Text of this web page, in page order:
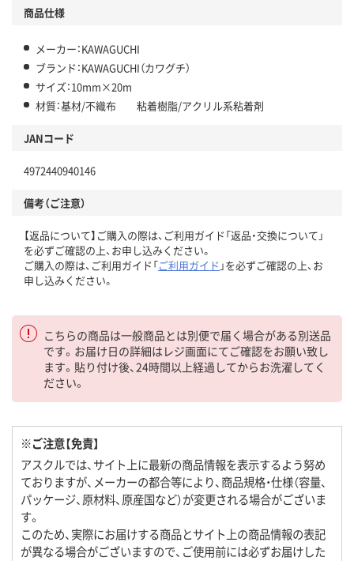
商品仕様
メーカー：KAWAGUCHI
ブランド：KAWAGUCHI（カワグチ）
サイズ：10mm×20m
材質：基材/不織布 粘着樹脂/アクリル系粘着剤
JANコード
4972440940146
備考（ご注意）
【返品について】ご購入の際は、ご利用ガイド「返品・交換について」
を必ずご確認の上、お申し込みください。
ご購入の際は、ご利用ガイド「ご利用ガイド 」を必ずご確認の上、お
申し込みください。
こちらの商品は一般商品とは別便で届く場合がある別送品
です。お届け日の詳細はレジ画面にてご確認をお願い致し
ます。貼り付け後、24時間以上経過してからお洗濯してく
ださい。
※ご注意【免責】
アスクルでは、サイト上に最新の商品情報を表示するよう努め
ておりますが、メーカーの都合等により、商品規格・仕様（容量、
パッケージ、原材料、原産国など）が変更される場合がございま
す。
このため、実際にお届けする商品とサイト上の商品情報の表記
が異なる場合がございますので、ご使用前には必ずお届けした